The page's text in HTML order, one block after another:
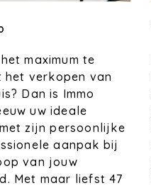
maximum te
het verkopen van
Dan is Immo
uw ideale
zijn persoonlijke
aanpak bij
van jouw
Met maar liefst 47